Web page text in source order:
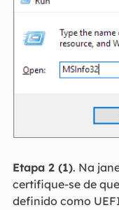
Etapa 2 (1). Na
certifique-se de
definido como